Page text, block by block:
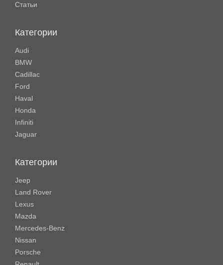
Статьи
Категории
Audi
BMW
Cadillac
Ford
Haval
Honda
Infiniti
Jaguar
Категории
Jeep
Land Rover
Lexus
Mazda
Mercedes-Benz
Nissan
Porsche